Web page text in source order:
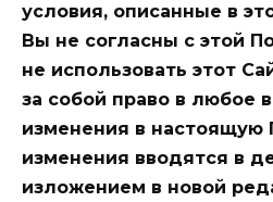
условия, описанные в
Вы не согласны с этой
не использовать этот
за собой право в любое
изменения в настоящую
изменения вводятся в
изложением в новой